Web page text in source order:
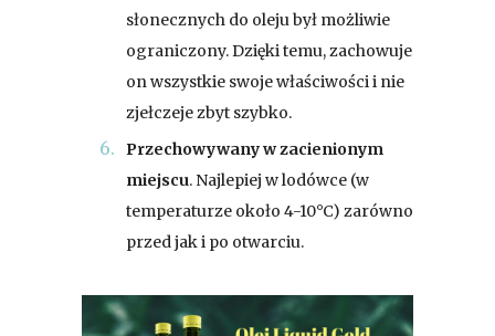
słonecznych do oleju był możliwie
ograniczony. Dzięki temu, zachowuje
on wszystkie swoje właściwości i nie
zjełczeje zbyt szybko.
Przechowywany w zacienionym
miejscu. Najlepiej w lodówce (w
temperaturze około 4-10°C) zarówno
przed jak i po otwarciu.